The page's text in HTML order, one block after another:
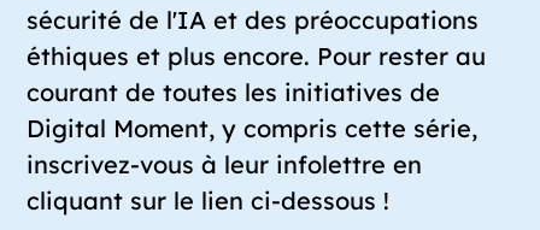
sécurité de l'IA et des préoccupations
éthiques et plus encore. Pour rester au
courant de toutes les initiatives de
Digital Moment, y compris cette série,
inscrivez-vous à leur infolettre en
cliquant sur le lien ci-dessous !